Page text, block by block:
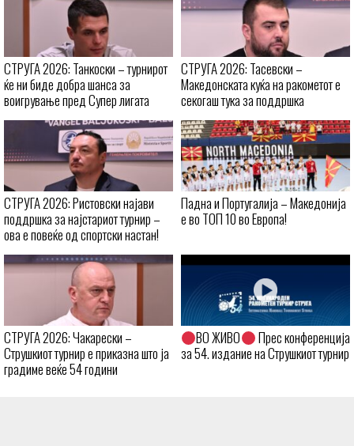
СТРУГА 2026: Танкоски – турнирот
ќе ни биде добра шанса за
воигрување пред Супер лигата
СТРУГА 2026: Тасевски –
Македонската куќа на ракометот е
секогаш тука за поддршка
СТРУГА 2026: Ристовски најави
поддршка за најстариот турнир –
ова е повеќе од спортски настан!
Падна и Португалија – Македонија
е во ТОП 10 во Европа!
СТРУГА 2026: Чакарески –
Струшкиот турнир е приказна што ја
градиме веќе 54 години
ВО ЖИВО
Прес конференција
за 54. издание на Струшкиот турнир